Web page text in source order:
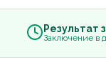
Результат
Заключение в